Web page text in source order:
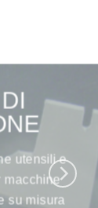
utensili e
macchine
su misura